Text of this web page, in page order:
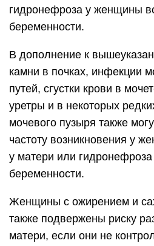
гидронефроза у женщины
беременности.
В дополнение к
камни в почках, инфекции
путей, сгустки крови в
уретры и в некоторых
мочевого пузыря также
частоту возникновения у
у матери или
беременности.
Женщины с ожирением и
также подвержены риску
матери, если они не